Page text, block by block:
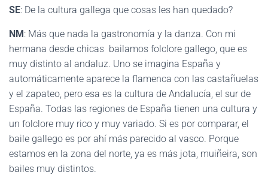
SE: De la cultura gallega que cosas les han quedado?
NM: Más que nada la gastronomía y la danza. Con mi
hermana desde chicas bailamos folclore gallego, que es
muy distinto al andaluz. Uno se imagina España y
automáticamente aparece la flamenca con las castañuelas
y el zapateo, pero esa es la cultura de Andalucía, el sur de
España. Todas las regiones de España tienen una cultura y
un folclore muy rico y muy variado. Si es por comparar, el
baile gallego es por ahí más parecido al vasco. Porque
estamos en la zona del norte, ya es más jota, muiñeira, son
bailes muy distintos.